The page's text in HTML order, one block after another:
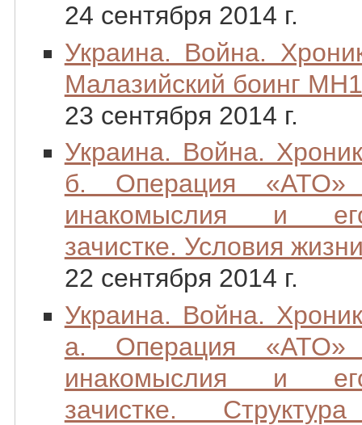
24 сентября 2014 г.
Украина. Война.
Малазийский боинг
23 сентября 2014 г.
Украина. Война.
б. Операция «АТО»
инакомыслия и
зачистке. Условия
22 сентября 2014 г.
Украина. Война.
а. Операция «АТО»
инакомыслия и
зачистке.